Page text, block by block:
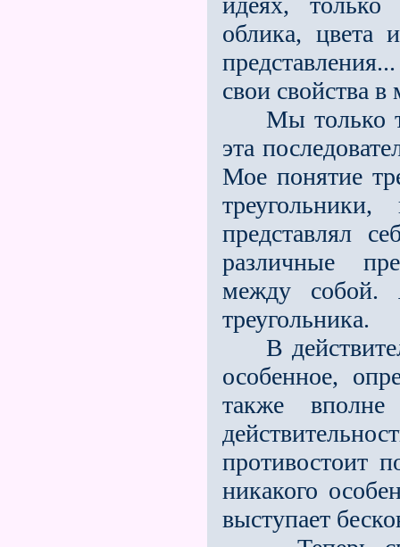
облика, цвета
свои свойства
Мы только
эта
Мое понятие
представлял
различные
между
треугольника.
В
особенное,
также вполне
противостоит
никакого
выступает